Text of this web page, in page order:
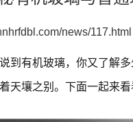
news/117.html
到有机玻璃，你又了解
天壤之别。下面一起来